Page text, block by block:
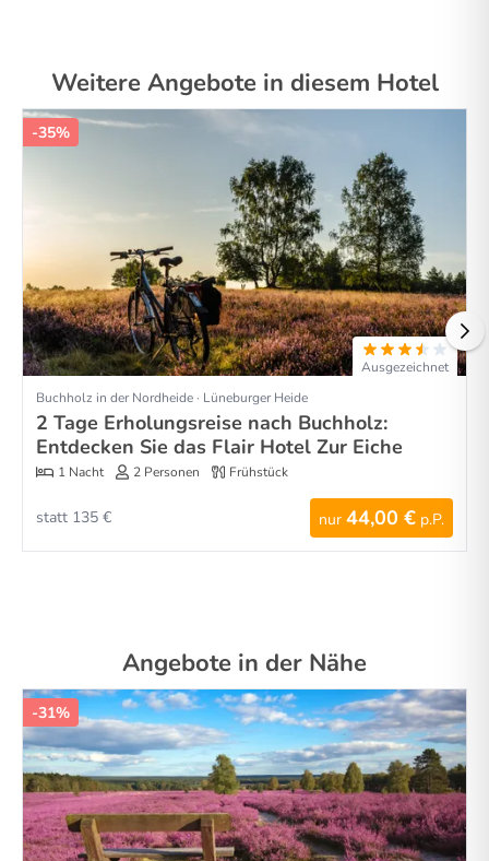
Weitere Angebote in diesem Hotel
-35%
Ausgezeichnet
Buchholz in der Nordheide · Lüneburger Heide
2 Tage Erholungsreise nach Buchholz:
Entdecken Sie das Flair Hotel Zur Eiche
1 Nacht 2 Personen Frühstück
nur 44,00 € p.P.
statt 135 €
Angebote in der Nähe
-31%